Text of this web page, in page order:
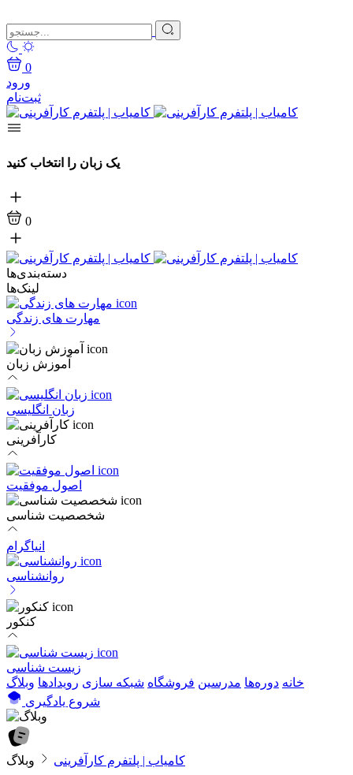
0
ورود
ثبت‌نام
یک زبان را انتخاب کنید
0
دسته‌بندی‌ها
لینک‌ها
مهارت های زندگی
آموزش زبان
زبان انگلیسی
کارآفرینی
اصول موفقیت
شخصصیت شناسی
انیاگرام
روانشناسی
کنکور
زیست شناسی
خانه دوره‌ها مدرسین فروشگاه شبکه سازی رویداد‌ها وبلاگ
شروع یادگیری
کامیاب | پلتفرم کارآفرینی وبلاگ